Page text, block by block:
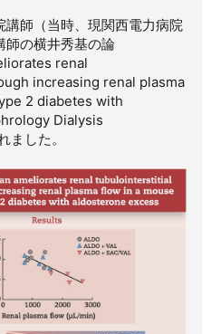
師（当時、現関西電力病院
師の横井秀基の論
renal
increasing renal plasma
2 diabetes with
Dialysis
した。